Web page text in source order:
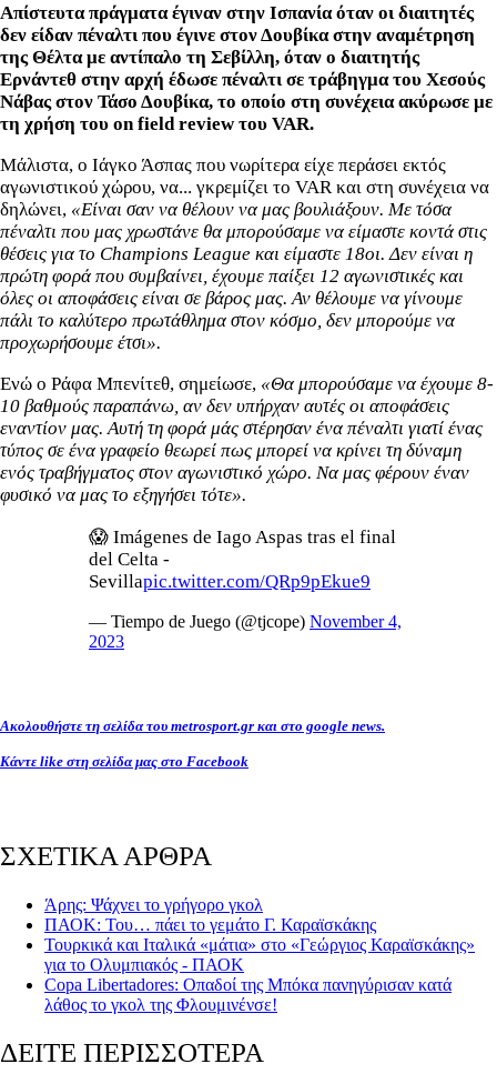
Απίστευτα πράγματα έγιναν στην Ισπανία όταν οι διαιτητές
δεν είδαν πέναλτι που έγινε στον Δουβίκα στην αναμέτρηση
της Θέλτα με αντίπαλο τη Σεβίλλη, όταν ο διαιτητής
Ερνάντεθ στην αρχή έδωσε πέναλτι σε τράβηγμα του Χεσούς
Νάβας στον Τάσο Δουβίκα, το οποίο στη συνέχεια ακύρωσε με
τη χρήση του on field review του VAR.
Μάλιστα, ο Ιάγκο Άσπας που νωρίτερα είχε περάσει εκτός
αγωνιστικού χώρου, να... γκρεμίζει το VAR και στη συνέχεια να
δηλώνει, «Είναι σαν να θέλουν να μας βουλιάξουν. Με τόσα
πέναλτι που μας χρωστάνε θα μπορούσαμε να είμαστε κοντά στις
θέσεις για το Champions League και είμαστε 18οι. Δεν είναι η
πρώτη φορά που συμβαίνει, έχουμε παίξει 12 αγωνιστικές και
όλες οι αποφάσεις είναι σε βάρος μας. Αν θέλουμε να γίνουμε
πάλι το καλύτερο πρωτάθλημα στον κόσμο, δεν μπορούμε να
προχωρήσουμε έτσι».
Ενώ ο Ράφα Μπενίτεθ, σημείωσε, «Θα μπορούσαμε να έχουμε 8-
10 βαθμούς παραπάνω, αν δεν υπήρχαν αυτές οι αποφάσεις
εναντίον μας. Αυτή τη φορά μάς στέρησαν ένα πέναλτι γιατί ένας
τύπος σε ένα γραφείο θεωρεί πως μπορεί να κρίνει τη δύναμη
ενός τραβήγματος στον αγωνιστικό χώρο. Να μας φέρουν έναν
φυσικό να μας το εξηγήσει τότε».
😱 Imágenes de Iago Aspas tras el final
del Celta -
Sevillapic.twitter.com/QRp9pEkue9
— Tiempo de Juego (@tjcope) November 4,
2023
Ακολουθήστε τη σελίδα του metrosport.gr και στο google news.
Κάντε like στη σελίδα μας στο Facebook
ΣΧΕΤΙΚΑ ΑΡΘΡΑ
Άρης: Ψάχνει το γρήγορο γκολ
ΠΑΟΚ: Του… πάει το γεμάτο Γ. Καραϊσκάκης
Τουρκικά και Ιταλικά «μάτια» στο «Γεώργιος Καραϊσκάκης»
για το Ολυμπιακός - ΠΑΟΚ
Copa Libertadores: Οπαδοί της Μπόκα πανηγύρισαν κατά
λάθος το γκολ της Φλουμινένσε!
ΔΕΙΤΕ ΠΕΡΙΣΣΟΤΕΡΑ